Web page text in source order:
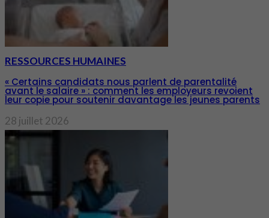
RESSOURCES HUMAINES
« Certains candidats nous parlent de parentalité
avant le salaire » : comment les employeurs revoient
leur copie pour soutenir davantage les jeunes parents
28 juillet 2026